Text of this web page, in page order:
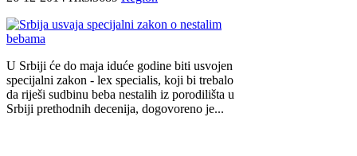
U Srbiji će do maja iduće godine biti usvojen
specijalni zakon - lex specialis, koji bi trebalo
da riješi sudbinu beba nestalih iz porodilišta u
Srbiji prethodnih decenija, dogovoreno je...